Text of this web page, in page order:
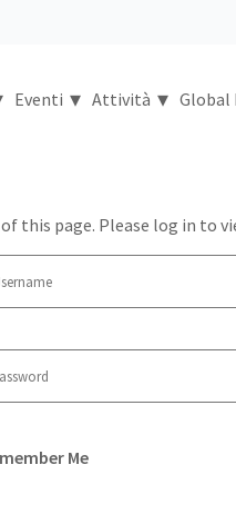
Eventi ▾ Attività ▾ Global
this page. Please log in to
Me